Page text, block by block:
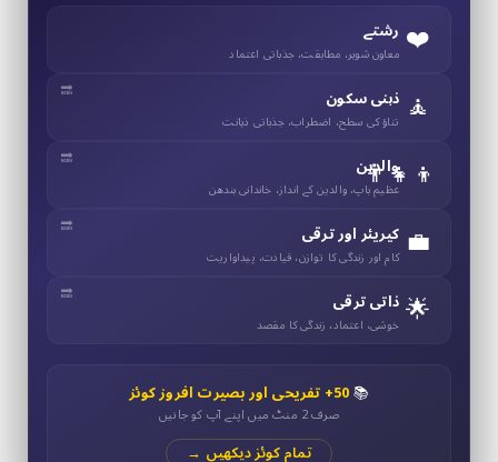
❤️ رشتے
معاون شوہر، مطابقت، جذباتی اعتماد
🧘 ذہنی سکون
تناؤ کی سطح، اضطراب، جذباتی ذہانت
👨‍👧‍👦
والدین
عظیم باپ، والدین کے انداز، خاندانی بندھن
💼 کیریئر اور ترقی
کام اور زندگی کا توازن، قیادت، پیداواریت
🌟 ذاتی ترقی
خوشی، اعتماد، زندگی کا مقصد
📚50+ تفریحی اور بصیرت افروز کوئز
صرف 2 منٹ میں اپنے آپ کو جانیں
تمام کوئز دیکھیں →